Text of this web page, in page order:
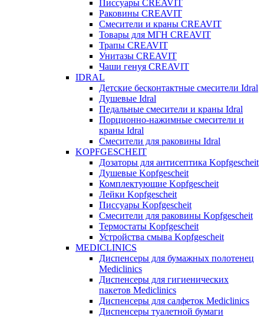
Писсуары CREAVIT
Раковины CREAVIT
Смесители и краны CREAVIT
Товары для МГН CREAVIT
Трапы CREAVIT
Унитазы CREAVIT
Чаши генуя CREAVIT
IDRAL
Детские бесконтактные смесители Idral
Душевые Idral
Педальные смесители и краны Idral
Порционно-нажимные смесители и
краны Idral
Смеcители для раковины Idral
KOPFGESCHEIT
Дозаторы для антисептика Kopfgescheit
Душевые Kopfgescheit
Комплектующие Kopfgescheit
Лейки Kopfgescheit
Писсуары Kopfgescheit
Смесители для раковины Kopfgescheit
Термостаты Kopfgescheit
Устройства смыва Kopfgescheit
MEDICLINICS
Диспенсеры для бумажных полотенец
Mediclinics
Диспенсеры для гигиенических
пакетов Mediclinics
Диспенсеры для салфеток Mediclinics
Диспенсеры туалетной бумаги